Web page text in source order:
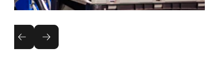
Hyllbesiktning